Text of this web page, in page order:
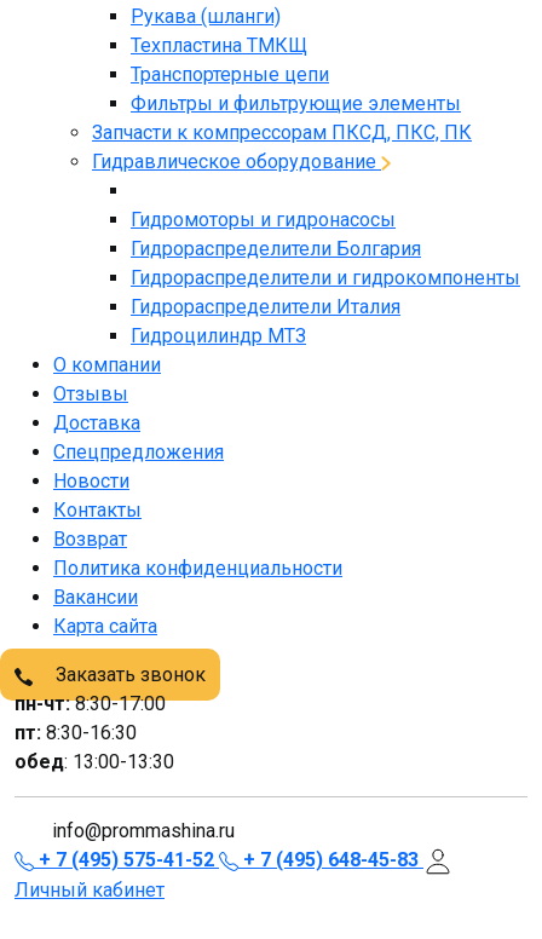
Рукава (шланги)
Техпластина ТМКЩ
Транспортерные цепи
Фильтры и фильтрующие элементы
Запчасти к компрессорам ПКСД, ПКС, ПК
Гидравлическое оборудование
Гидромоторы и гидронасосы
Гидрораспределители Болгария
Гидрораспределители и гидрокомпоненты
Гидрораспределители Италия
Гидроцилиндр МТЗ
О компании
Отзывы
Доставка
Спецпредложения
Новости
Контакты
Возврат
Политика конфиденциальности
Вакансии
Карта сайта
Заказать звонок
пн-чт:8:30-17:00
пт: 8:30-16:30
обед: 13:00-13:30
info@prommashina.ru
+ 7 (495) 575-41-52
+ 7 (495) 648-45-83
Личный кабинет